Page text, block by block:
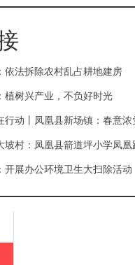
依法拆除农村乱占耕地建房
植树兴产业，不负好时光
行动丨凤凰县新场镇：春意
坡村：凤凰县箭道坪小学凤
开展办公环境卫生大扫除活动